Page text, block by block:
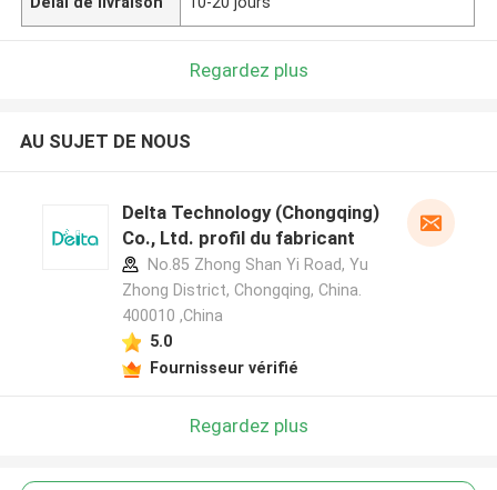
Regardez plus
AU SUJET DE NOUS
Delta Technology (Chongqing)
Co., Ltd. profil du fabricant
No.85 Zhong Shan Yi Road, Yu
Zhong District, Chongqing, China.
400010 ,China
5.0
Fournisseur vérifié
Regardez plus